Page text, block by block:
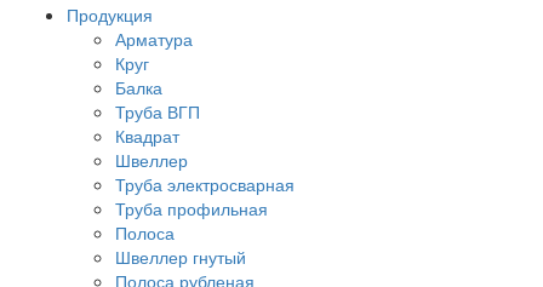
Продукция
Арматура
Круг
Балка
Труба ВГП
Квадрат
Швеллер
Труба электросварная
Труба профильная
Полоса
Швеллер гнутый
Полоса рубленая